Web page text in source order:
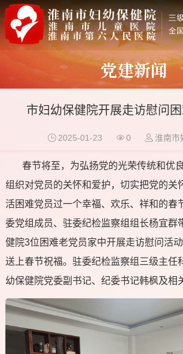
党建新闻
市妇幼保健院开展走访慰问
2025-01-23 0 淮南市
春节将至，为弘扬党的光荣传统和优
组织对党员的关怀和爱护，切实把党的关
活困难党员过一个幸福、欢乐、祥和的春
委党组成员、驻委纪检监察组组长杨宜群
健院3位困难老党员家中开展走访慰问活
送上春节祝福。驻委纪检监察组三级主任
幼保健院党委副书记、纪委书记韩枫及相